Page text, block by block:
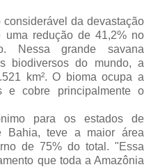
considerável da devastação
uma redução de 41,2% no
Nessa grande savana
biodiversos do mundo, a
km². O bioma ocupa a
e cobre principalmente o
para os estados de
Bahia, teve a maior área
de 75% do total. "Essa
que toda a Amazônia